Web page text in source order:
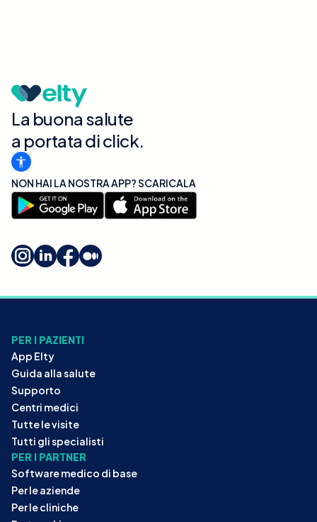
La buona salute
a portata di click.
NON HAI LA NOSTRA APP? SCARICALA
PER I PAZIENTI
App Elty
Guida alla salute
Supporto
Centri medici
Tutte le visite
Tutti gli specialisti
PER I PARTNER
Software medico di base
Per le aziende
Per le cliniche